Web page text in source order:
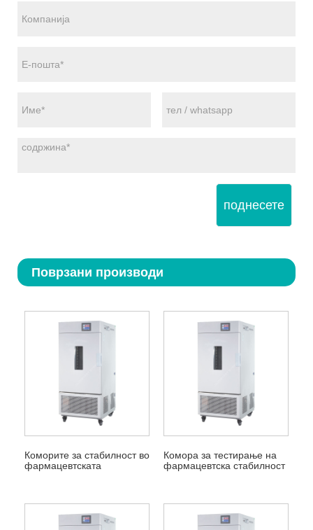
поднесете
Поврзани производи
Коморите за стабилност во
фармацевтската
Комора за тестирање на
фармацевтска стабилност